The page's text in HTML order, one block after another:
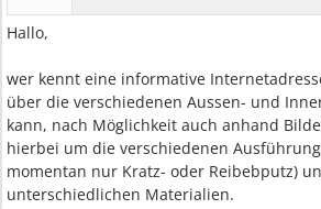
Hallo,
wer kennt eine informative
über die verschiedenen Aussen- und
kann, nach Möglichkeit auch anhand
hierbei um die verschiedenen
momentan nur Kratz- oder Reibebputz)
unterschiedlichen Materialien.